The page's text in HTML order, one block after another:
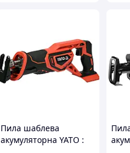
Пила шаблева
акумуляторна YATO :